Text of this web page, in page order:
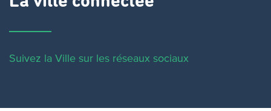
Suivez la Ville sur les réseaux sociaux